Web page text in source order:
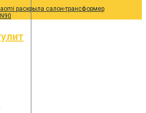
раскрыла салон-трансформер